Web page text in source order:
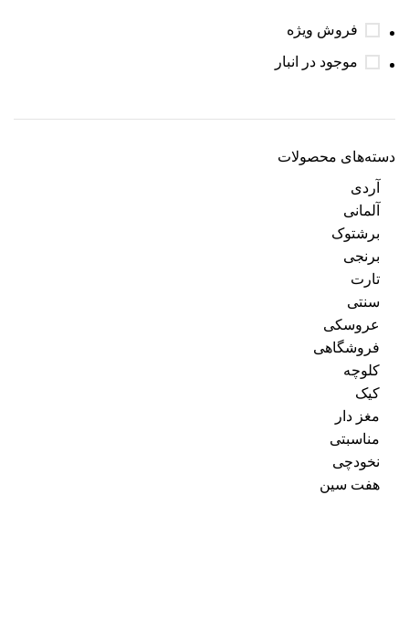
فروش ویژه
موجود در انبار
دسته‌های محصولات
آردی
آلمانی
برشتوک
برنجی
تارت
سنتی
عروسکی
فروشگاهی
کلوچه
کیک
مغز دار
مناسبتی
نخودچی
هفت سین